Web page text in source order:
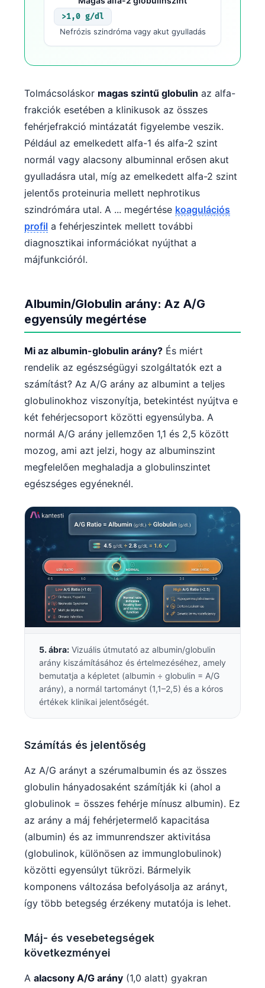
>1,0 g/dl
Nefrózis szindróma vagy akut gyulladás
Tolmácsoláskor magas szintű globulin az alfa-
frakciók esetében a klinikusok az összes
fehérjefrakció mintázatát figyelembe veszik.
Például az emelkedett alfa-1 és alfa-2 szint
normál vagy alacsony albuminnal erősen akut
gyulladásra utal, míg az emelkedett alfa-2 szint
jelentős proteinuria mellett nephrotikus
szindrómára utal. A ... megértése koagulációs
profil a fehérjeszintek mellett további
diagnosztikai információkat nyújthat a
májfunkcióról.
Albumin/Globulin arány: Az A/G
egyensúly megértése
Mi az albumin-globulin arány? És miért
rendelik az egészségügyi szolgáltatók ezt a
számítást? Az A/G arány az albumint a teljes
globulinokhoz viszonyítja, betekintést nyújtva e
két fehérjecsoport közötti egyensúlyba. A
normál A/G arány jellemzően 1,1 és 2,5 között
mozog, ami azt jelzi, hogy az albuminszint
megfelelően meghaladja a globulinszintet
egészséges egyéneknél.
5. ábra: Vizuális útmutató az albumin/globulin
arány kiszámításához és értelmezéséhez, amely
bemutatja a képletet (albumin ÷ globulin = A/G
arány), a normál tartományt (1,1–2,5) és a kóros
értékek klinikai jelentőségét.
Számítás és jelentőség
Az A/G arányt a szérumalbumin és az összes
globulin hányadosaként számítják ki (ahol a
globulinok = összes fehérje mínusz albumin). Ez
az arány a máj fehérjetermelő kapacitása
(albumin) és az immunrendszer aktivitása
(globulinok, különösen az immunglobulinok)
közötti egyensúlyt tükrözi. Bármelyik
komponens változása befolyásolja az arányt,
így több betegség érzékeny mutatója is lehet.
Máj- és vesebetegségek
következményei
A alacsony A/G arány (1,0 alatt) gyakran
كوردی‎
پښتو
سنڌي
Galego
Latviešu valoda
Македонски јазик
Euskara
Gàidhlig
Afrikaans
Монгол
ພາສາລາວ
Basa Jawa
Cebuano
Кыргызча
Татар теле
Беларуская мова
Esperanto
Frysk
Ślōnskŏ gŏdka
Norsk bokmål